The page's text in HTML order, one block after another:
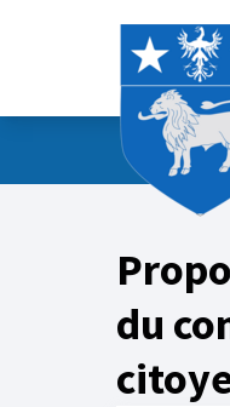
AccueilMenu
/
du